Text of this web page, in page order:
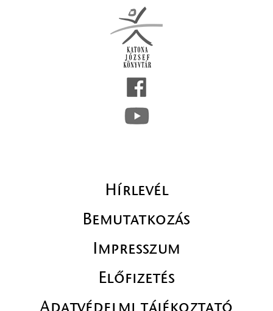
Hírlevél
Bemutatkozás
Impresszum
Előfizetés
Adatvédelmi tájékoztató